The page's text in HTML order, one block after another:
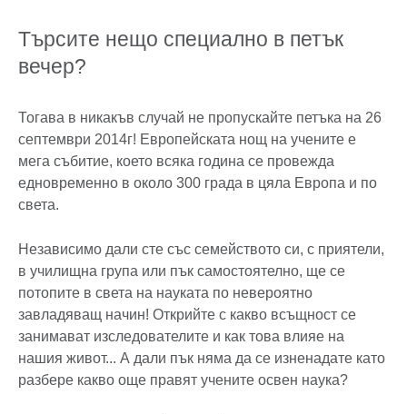
Търсите нещо специално в петък
вечер?
Тогава в никакъв случай не пропускайте петъка на 26
септември 2014г! Европейската нощ на учените е
мега събитие, което всяка година се провежда
едновременно в около 300 града в цяла Европа и по
света.
Независимо дали сте със семейството си, с приятели,
в училищна група или пък самостоятелно, ще се
потопите в света на науката по невероятно
завладяващ начин! Открийте с какво всъщност се
занимават изследователите и как това влияе на
нашия живот... А дали пък няма да се изненадате като
разбере какво още правят учените освен наука?